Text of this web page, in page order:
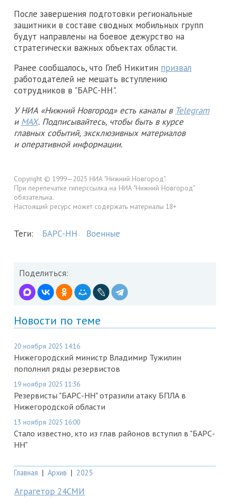
После завершения подготовки региональные
защитники в составе сводных мобильных групп
будут направлены на боевое дежурство на
стратегически важных объектах области.
Ранее сообщалось, что Глеб Никитин призвал
работодателей не мешать вступлению
сотрудников в "БАРС-НН".
У НИА «Нижний Новгород» есть каналы в Telegram
и MAX. Подписывайтесь, чтобы быть в курсе
главных событий, эксклюзивных материалов
и оперативной информации.
Copyright © 1999—2025 НИА "Нижний Новгород".
При перепечатке гиперссылка на НИА "Нижний Новгород"
обязательна.
Настоящий ресурс может содержать материалы 18+
Теги: БАРС-НН Военные
Поделиться:
Новости по теме
20 ноября 2025 14:16
Нижегородский министр Владимир Тужилин
пополнил ряды резервистов
19 ноября 2025 11:36
Резервисты "БАРС-НН" отразили атаку БПЛА в
Нижегородской области
13 ноября 2025 16:00
Стало известно, кто из глав районов вступил в "БАРС-
НН"
Главная | Архив | 2025
Аграгетор 24СМИ